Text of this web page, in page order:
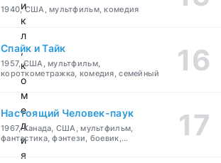
и
к
л
,
к
о
м
е
д
и
я
1940, США, мультфильм, комедия
Спайк и Тайк
1957, США, мультфильм,
короткометражка, комедия, семейный
Настоящий Человек-паук
1967, Канада, США, мультфильм,
фантастика, фэнтези, боевик,